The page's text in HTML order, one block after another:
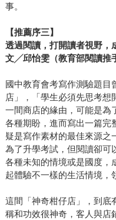
事。
【推薦序三】
透過閱讀，打開讀者視野，
文╱邱怡雯（教育部閱讀推
國中教育會考寫作測驗題目
店」，「學生必須先思考
一間商店的緣由，可能是為
各種期盼，進而寫出一篇完
疑是寫作素材的最佳來源之
為了升學考試，但閱讀卻可
各種未知的情境或是國度，
起體驗不一樣的生活情境，
這間「神奇柑仔店」，到底
稱和功效很神奇，客人與店